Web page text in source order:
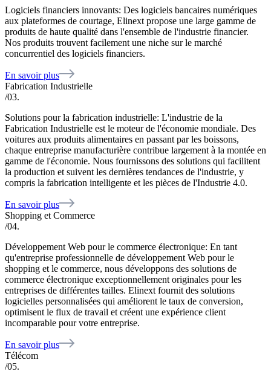
Logiciels financiers innovants: Des logiciels bancaires numériques
aux plateformes de courtage, Elinext propose une large gamme de
produits de haute qualité dans l'ensemble de l'industrie financier.
Nos produits trouvent facilement une niche sur le marché
concurrentiel des logiciels financiers.
En savoir plus
Fabrication Industrielle
/03.
Solutions pour la fabrication industrielle: L'industrie de la
Fabrication Industrielle est le moteur de l'économie mondiale. Des
voitures aux produits alimentaires en passant par les boissons,
chaque entreprise manufacturière contribue largement à la montée en
gamme de l'économie. Nous fournissons des solutions qui facilitent
la production et suivent les dernières tendances de l'industrie, y
compris la fabrication intelligente et les pièces de l'Industrie 4.0.
En savoir plus
Shopping et Commerce
/04.
Développement Web pour le commerce électronique: En tant
qu'entreprise professionnelle de développement Web pour le
shopping et le commerce, nous développons des solutions de
commerce électronique exceptionnellement originales pour les
entreprises de différentes tailles. Elinext fournit des solutions
logicielles personnalisées qui améliorent le taux de conversion,
optimisent le flux de travail et créent une expérience client
incomparable pour votre entreprise.
En savoir plus
Télécom
/05.